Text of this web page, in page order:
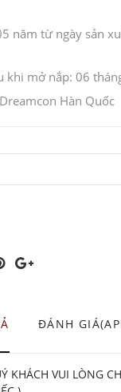
năm từ ngày sản
khi mở nắp: 06
Hàn Quốc
ĐÁNH
KHÁCH VUI LÒNG